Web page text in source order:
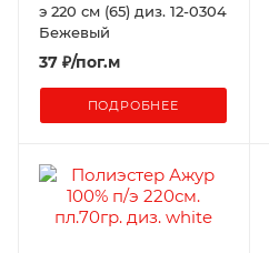
э 220 см (65) диз. 12-0304
Бежевый
37 ₽/пог.м
ПОДРОБНЕЕ